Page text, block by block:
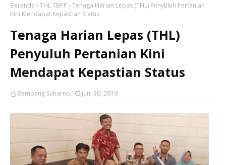
Beranda THL TBPP
Tenaga Harian Lepas (THL) Penyuluh Pertanian
Kini Mendapat Kepastian Status
Tenaga Harian Lepas (THL)
Penyuluh Pertanian Kini
Mendapat Kepastian Status
Bambang Suharno Juni 30, 2019